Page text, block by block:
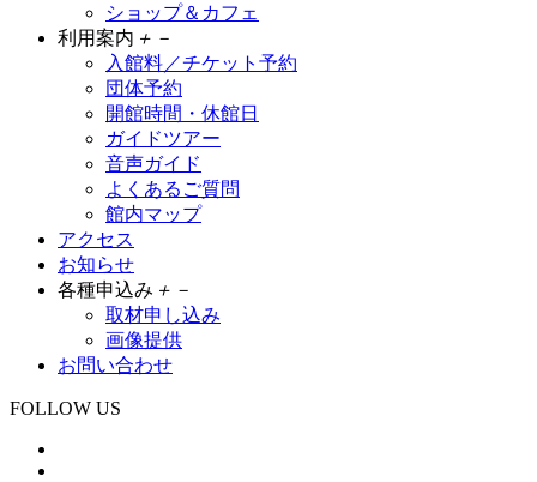
ショップ＆カフェ
利用案内 ＋ －
入館料／チケット予約
団体予約
開館時間・休館日
ガイドツアー
音声ガイド
よくあるご質問
館内マップ
アクセス
お知らせ
各種申込み ＋ －
取材申し込み
画像提供
お問い合わせ
FOLLOW US